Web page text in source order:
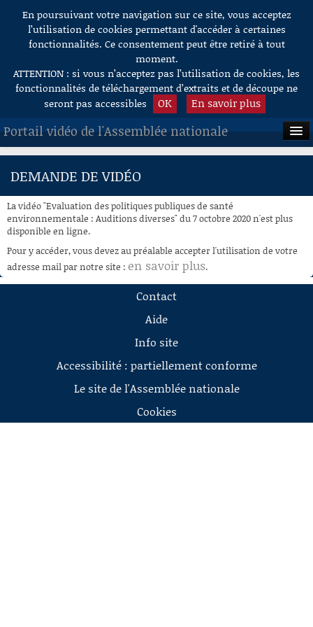
Aller au contenu
En poursuivant votre navigation sur ce site, vous acceptez
l’utilisation de cookies permettant d'accéder à certaines
fonctionnalités. Ce consentement peut être retiré à tout
moment.
ATTENTION : si vous n’acceptez pas l’utilisation de cookies, les
fonctionnalités de téléchargement d’extraits et de découpe ne
seront pas accessibles
OK En savoir plus
Portail vidéo de l'Assemblée nationale
ACCUEIL
À LA DEMANDE
RECHERCHE
AIDE À LA DÉCOUPE
DE VIDÉOS
DEMANDE DE VIDÉO
La vidéo "Evaluation des politiques publiques de santé
environnementale : Auditions diverses" du 7 octobre 2020 n'est plus
disponible en ligne.
Pour y accéder, vous devez au préalable accepter l'utilisation de votre
adresse mail par notre site : en savoir plus.
Contact
Aide
Info site
Accessibilité : partiellement conforme
Le site de l'Assemblée nationale
Cookies